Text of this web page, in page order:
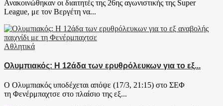
Ανακοινώθηκαν οι διαιτητές της 26ης αγωνιστικής της Super
League, με τον Βεργέτη να...
Αθλητικά
Ολυμπιακός: Η 12άδα των ερυθρόλευκων για το εξ...
Ο Ολυμπιακός υποδέχεται απόψε (17/3, 21:15) στο ΣΕΦ
τη Φενέρμπαχτσε στο πλαίσιο της εξ...